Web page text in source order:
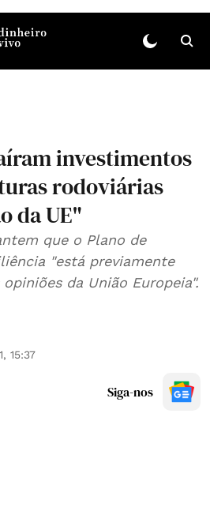
investimentos
rodoviárias
da UE"
que o Plano de
"está previamente
da União Europeia".
15:37
Siga-nos